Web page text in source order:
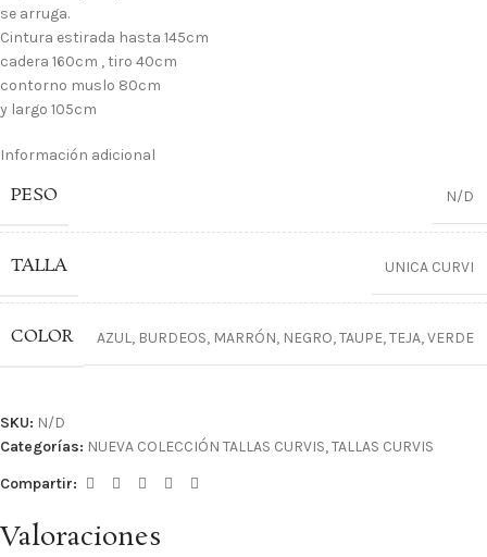
se arruga.
Cintura estirada hasta 145cm
cadera 160cm , tiro 40cm
contorno muslo 80cm
y largo 105cm
Información adicional
PESO N/D
TALLA UNICA CURVI
COLOR AZUL, BURDEOS, MARRÓN, NEGRO,TAUPE,TEJA,VERDE
SKU: N/D
Categorías: NUEVA COLECCIÓN TALLAS CURVIS,TALLAS CURVIS
Compartir:
Valoraciones